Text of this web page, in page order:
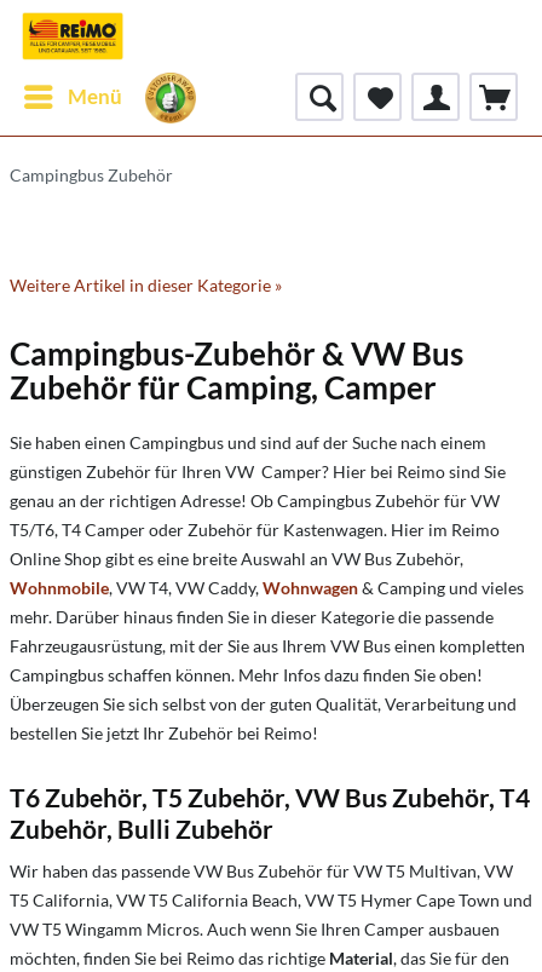
Menü
Campingbus Zubehör
Weitere Artikel in dieser Kategorie »
Campingbus-Zubehör & VW Bus
Zubehör für Camping, Camper
Sie haben einen Campingbus und sind auf der Suche nach einem
günstigen Zubehör für Ihren VW Camper? Hier bei Reimo sind Sie
genau an der richtigen Adresse! Ob Campingbus Zubehör für VW
T5/T6, T4 Camper oder Zubehör für Kastenwagen. Hier im Reimo
Online Shop gibt es eine breite Auswahl an VW Bus Zubehör,
Wohnmobile, VW T4, VW Caddy,Wohnwagen& Camping und vieles
mehr. Darüber hinaus finden Sie in dieser Kategorie die passende
Fahrzeugausrüstung, mit der Sie aus Ihrem VW Bus einen kompletten
Campingbus schaffen können. Mehr Infos dazu finden Sie oben!
Überzeugen Sie sich selbst von der guten Qualität, Verarbeitung und
bestellen Sie jetzt Ihr Zubehör bei Reimo!
T6 Zubehör, T5 Zubehör, VW Bus Zubehör, T4
Zubehör, Bulli Zubehör
Wir haben das passende VW Bus Zubehör für VW T5 Multivan, VW
T5 California, VW T5 California Beach, VW T5 Hymer Cape Town und
VW T5 Wingamm Micros. Auch wenn Sie Ihren Camper ausbauen
möchten, finden Sie bei Reimo das richtige Material, das Sie für den